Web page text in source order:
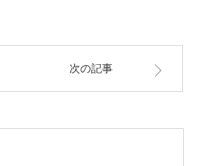
次の記事